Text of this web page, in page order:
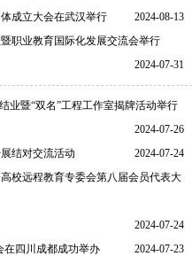
成立大会在武汉举行
2024-08-13
职业教育国际化发展交流会举行
2024-07-31
业暨“双名”工程工作室揭牌活动举行
2024-07-26
结对交流活动
2024-07-24
校远程教育专委会第八届会员代表大
2024-07-24
在四川成都成功举办
2024-07-23